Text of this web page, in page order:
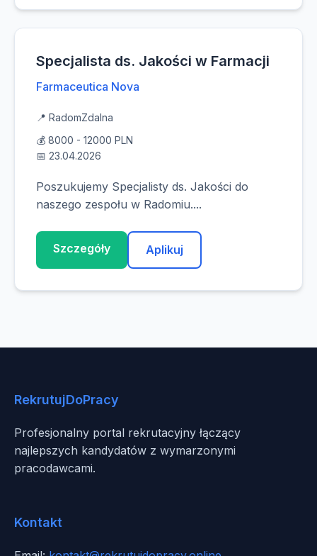
Specjalista ds. Jakości w Farmacji
Farmaceutica Nova
📍 RadomZdalna
💰 8000 - 12000 PLN
📅 23.04.2026
Poszukujemy Specjalisty ds. Jakości do
naszego zespołu w Radomiu....
Szczegóły Aplikuj
RekrutujDoPracy
Profesjonalny portal rekrutacyjny łączący
najlepszych kandydatów z wymarzonymi
pracodawcami.
Kontakt